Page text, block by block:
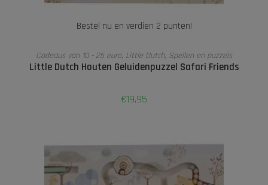
Bestel nu en verdien 2 punten!
TOEVOEGEN AAN WINKELWAGEN
Cadeaus van 10 - 25 euro, Little Dutch, Spellen en puzzels
Little Dutch Houten Geluidenpuzzel Safari Friends
€19,95